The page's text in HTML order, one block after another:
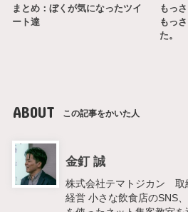
まとめ：ぼくが気になったツイ
ート達
もっ
もっ
た。
ABOUT この記事をかいた人
金釘 誠
株式会社テマトジカン 取
経営 小さな飲食店のSNS